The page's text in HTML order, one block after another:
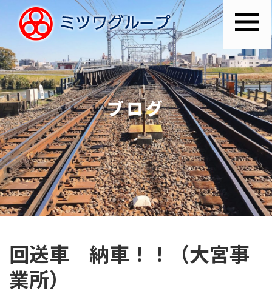
ブログ
回送車 納車！！（大宮事
業所）